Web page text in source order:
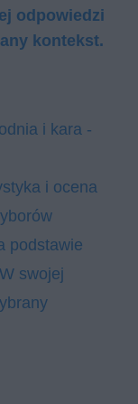
odpowiedzi
kontekst.
i kara -
i ocena
podstawie
swojej